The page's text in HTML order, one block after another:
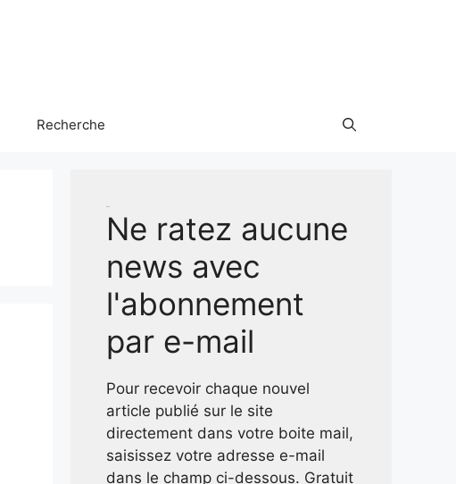
Recherche
Ne ratez aucune
news avec
l'abonnement
par e-mail
Pour recevoir chaque nouvel
article publié sur le site
directement dans votre boite mail,
saisissez votre adresse e-mail
dans le champ ci-dessous. Gratuit